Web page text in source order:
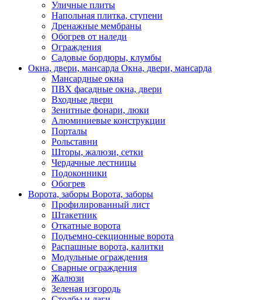
Уличные плиты
Напольная плитка, ступени
Дренажные мембраны
Обогрев от наледи
Ограждения
Садовые бордюры, клумбы
Окна, двери, мансарда Окна, двери, мансарда
Мансардные окна
ПВХ фасадные окна, двери
Входные двери
Зенитные фонари, люки
Алюминиевые конструкции
Порталы
Рольставни
Шторы, жалюзи, сетки
Чердачные лестницы
Подоконники
Обогрев
Ворота, заборы Ворота, заборы
Профилированный лист
Штакетник
Откатные ворота
Подъемно-секционные ворота
Распашные ворота, калитки
Модульные ограждения
Сварные ограждения
Жалюзи
Зеленая изгородь